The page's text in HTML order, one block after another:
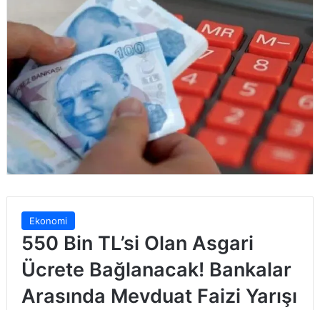
Ekonomi
550 Bin TL’si Olan Asgari
Ücrete Bağlanacak! Bankalar
Arasında Mevduat Faizi Yarışı